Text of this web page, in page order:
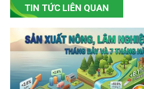
TIN TỨC LIÊN QUAN